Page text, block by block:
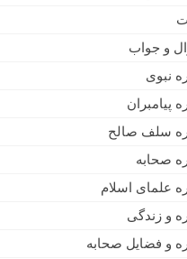
و جواب
نبوى
پیامبران
سلف صالح
صحابه
علمای اسلام
و زندگی
و فضایل صحابه